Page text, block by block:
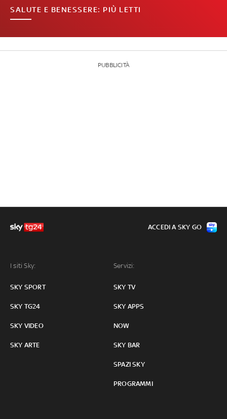
SALUTE E BENESSERE: PIÙ LETTI
PUBBLICITÀ
I siti Sky:
SKY SPORT
SKY TG24
SKY VIDEO
SKY ARTE
Servizi:
SKY TV
SKY APPS
NOW
SKY BAR
SPAZI SKY
PROGRAMMI
ACCEDI A SKY GO